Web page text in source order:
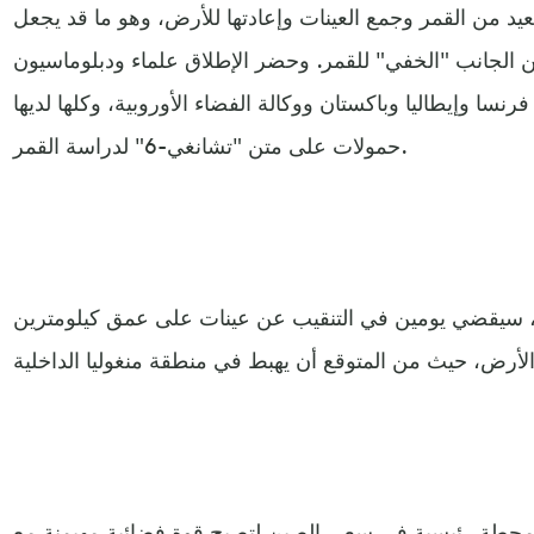
من القمر وجمع العينات وإعادتها للأرض، وهو ما قد يجعل
الجانب "الخفي" للقمر. وحضر الإطلاق علماء ودبلوماسيون
وإيطاليا وباكستان ووكالة الفضاء الأوروبية، وكلها لديها
حمولات على متن "تشانغي-6" لدراسة القمر.
سيقضي يومين في التنقيب عن عينات على عمق كيلومترين